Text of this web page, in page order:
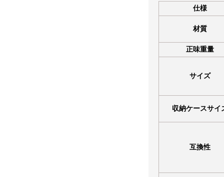
仕様
材質
正味重量
サイズ
収納ケースサイ
互換性